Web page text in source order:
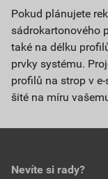
Pokud plánujete
sádrokartonového
také na délku
prvky systému.
profilů na strop v
šité na míru
Nevíte si rady?